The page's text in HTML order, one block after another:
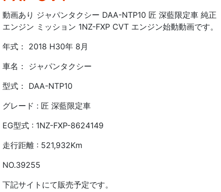
動画あり ジャパンタクシー DAA-NTP10 匠 深藍限定車 純正
エンジン ミッション 1NZ-FXP CVT エンジン始動動画です。
年式： 2018 H30年 8月
車名： ジャパンタクシー
型式： DAA-NTP10
グレード : 匠 深藍限定車
EG型式 : 1NZ-FXP-8624149
走行距離 : 521,932Km
NO.39255
下記サイトにて販売予定です。